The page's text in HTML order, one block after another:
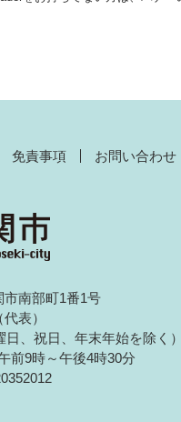
免責事項 お問い合わせ
南部町1番1号
表）
日、祝日、年末年始を除く
前9時～午後4時30分